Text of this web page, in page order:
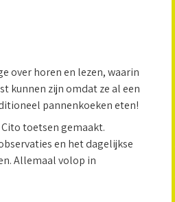
over horen en lezen, waarin
kunnen zijn omdat ze al een
pannenkoeken eten!
toetsen gemaakt.
en het dagelijkse
Allemaal volop in